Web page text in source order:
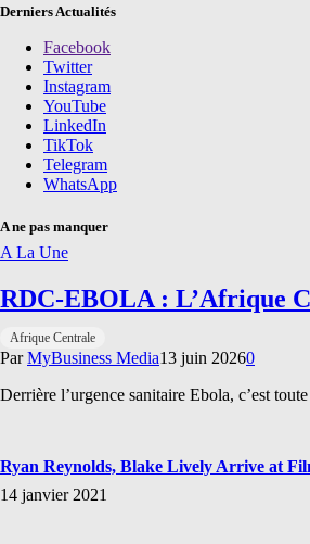
Derniers Actualités
Facebook
Twitter
Instagram
YouTube
LinkedIn
TikTok
Telegram
WhatsApp
A ne pas manquer
A La Une
RDC-EBOLA : L’Afrique
Afrique Centrale
Par MyBusiness Media13 juin 20260
Derrière l’urgence sanitaire Ebola, c’est
Ryan Reynolds, Blake Lively Arrive at
14 janvier 2021